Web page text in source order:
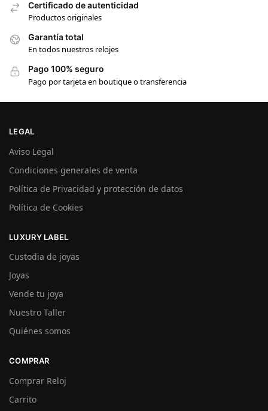
Certificado de autenticidad
Productos originales
Garantía total
En todos nuestros relojes
Pago 100% seguro
Pago por tarjeta en boutique o transferencia
LEGAL
Aviso Legal
Condiciones generales de venta
Política de Privacidad y protección de datos
Política de Cookies
LUXURY LABEL
Custodia de joyas
Joyas
Vende tu joya
Nuestro Taller
Quiénes somos
COMPRAR
Comprar Reloj
Carrito